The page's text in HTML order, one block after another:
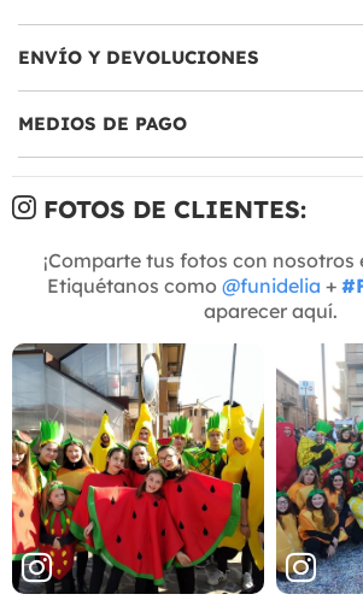
ENVÍO Y DEVOLUCIONES
MEDIOS DE PAGO
FOTOS DE CLIENTES:
¡Comparte tus fotos con nosotros
Etiquétanos como @funidelia +
aparecer aquí.